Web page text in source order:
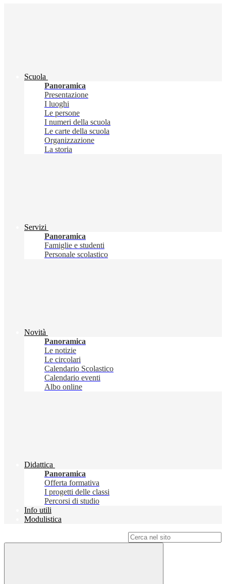
Scuola
Panoramica
Presentazione
I luoghi
Le persone
I numeri della scuola
Le carte della scuola
Organizzazione
La storia
Servizi
Panoramica
Famiglie e studenti
Personale scolastico
Novità
Panoramica
Le notizie
Le circolari
Calendario Scolastico
Calendario eventi
Albo online
Didattica
Panoramica
Offerta formativa
I progetti delle classi
Percorsi di studio
Info utili
Modulistica